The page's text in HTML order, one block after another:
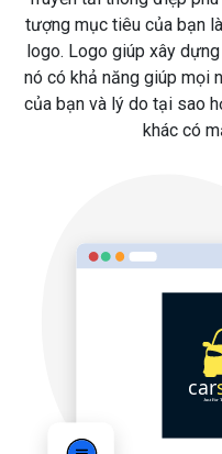
tượng mục tiêu của bạn
logo. Logo giúp xây
nó có khả năng giúp mọi
của bạn và lý do tại sao
khác có